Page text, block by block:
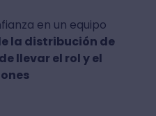
en un equipo
la distribución de
llevar el rol y el